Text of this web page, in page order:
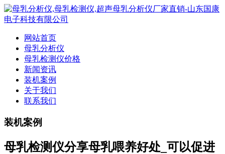
网站首页
母乳分析仪
母乳检测仪价格
新闻资讯
装机案例
关于我们
联系我们
装机案例
母乳检测仪分享母乳喂养好处_可以促进